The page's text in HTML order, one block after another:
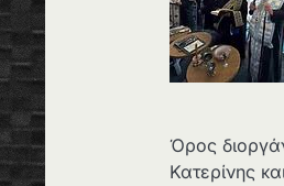
Όρος
Κατερίνης